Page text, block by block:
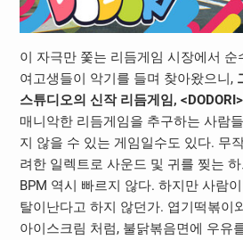
이 자극만 쫓는 리듬게임 시장에서 순
여고생들이 악기를 들며 찾아왔으니,
스튜디오의 신작 리듬게임,
매니악한 리듬게임을 추구하는 사람
지 않을 수 있는 게임일수도 있다. 무
려한 일렉트로 사운드 및 귀를 찢는
BPM 역시 빠르지 않다. 하지만 사람
탈이난다고 하지 않던가. 엽기떡볶이
아이스크림 처럼, 불닭볶음면에 우유